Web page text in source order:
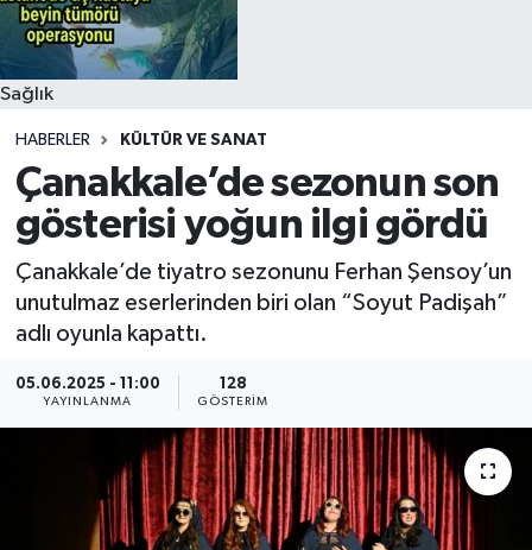
Sağlık
HABERLER KÜLTÜR VE SANAT
Çanakkale’de sezonun son
gösterisi yoğun ilgi gördü
Çanakkale’de tiyatro sezonunu Ferhan Şensoy’un
unutulmaz eserlerinden biri olan “Soyut Padişah”
adlı oyunla kapattı.
05.06.2025 - 11:00
YAYINLANMA
128
GÖSTERIM